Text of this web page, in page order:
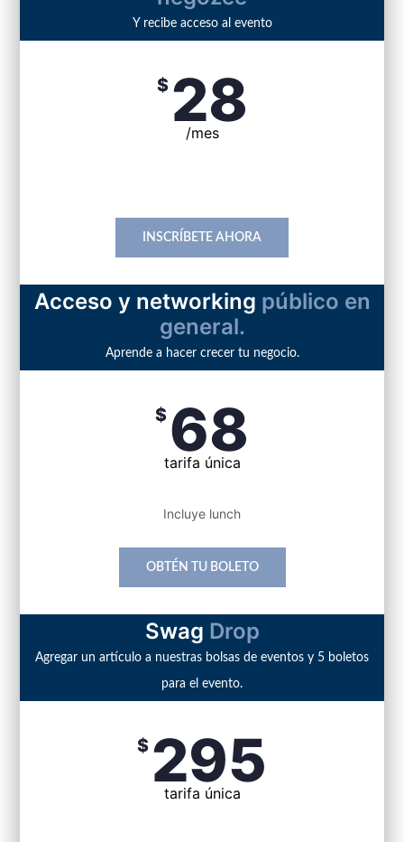
Y recibe acceso al evento
$ 28
/mes
INSCRÍBETE AHORA
Acceso y networking público en
general.
Aprende a hacer crecer tu negocio.
$ 68
tarifa única
Incluye lunch
OBTÉN TU BOLETO
Swag Drop
Agregar un artículo a nuestras bolsas de eventos y 5 boletos
para el evento.
$ 295
tarifa única